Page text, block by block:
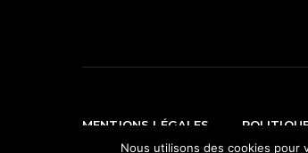
MENTIONS LÉGALES
Nous utilisons des cookies pour